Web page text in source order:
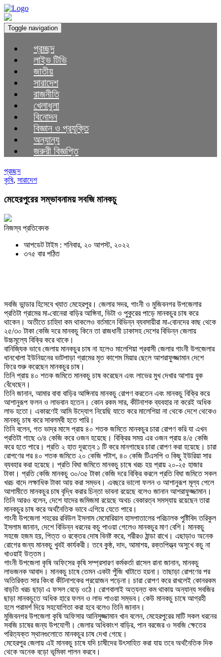
Toggle navigation
প্রচ্ছদ
লাইভ টিভি
জাতীয়
সারাদেশ
রাজনীতি
খেলাধুলা
বিনোদন
বিজ্ঞান ও প্রযুক্তি
অন্যান্য
জরুরী বিজ্ঞপ্তি
প্রচ্ছদ
কৃষি, সারাদেশ
মেহেরপুরের সম্ভাবনাময় সবজি মানকচু
নিজস্ব প্রতিবেদক
আপডেট টাইম : শনিবার, ২০ আগস্ট, ২০২২
৩৭৫ বার পঠিত
সবজি ভান্ডার হিসেবে খ্যাত মেহেরপুর। জেলার সদর, গাংনী ও মুজিবনগর উপজেলার
প্রতিটা গ্রামের মা-বোনেরা বাড়ির আঙ্গিনা, ভিটা ও পুকুরের পাড়ে মানকচুর চাষ করে
থাকেন। অতীতে চাহিদা কম থাকলেও বর্তমানে বিভিন্ন ব্যবসায়ীরা মা-বোনদের কাছ থেকে
২৫/৩০ টাকা কেজি দরে মানকচু কিনে তা রাজধানী ঢাকাসহ দেশের বিভিন্ন জেলায়
উচ্চমূল্যে বিক্রি করে থাকে।
বানিজ্যিক ভাবে জেলায় মানকচুর চাষ না হলেও মালেশিয়া প্রবাসী জেলার গাংনী উপজেলার
ধানখোলা ইউনিয়নের ভাটপাড়া গ্রামের মৃত কাশেম মিয়ার ছেলে আশরাফুজ্জামান দেশে
ফিরে শুরু করেছেন মানকচুর চাষ।
তিনি প্রায় ৪০ শতক জমিতে মানকচু চাষ করেছেন এবং লাভের মুখ দেখার আশায় বুক
বেঁধেছেন।
তিনি জানান, আমার বাবা বাড়ির আঙ্গিনায় মানকচু রোপণ করতেন এবং মানকচু বিক্রি করে
আশানুরূপ ফলন ও লাভবান হতেন। কোন রকম সার, কীটনাশক ব্যবহার না করেই অধিক
লাভ হতো। একারণেই আমি উদ্যোগ নিয়েছি যাতে করে মালেশিয়া না থেকে দেশে থেকেও
মানকচু চাষ করে সাবলম্বী হতে পারি।
তিনি বলেন, গত ভাদ্র মাসে প্রায় ৪০ শতক জমিতে মানকচুর চারা রোপণ করি যা এখন
প্রতিটা গাছে ৩/৪ কেজি করে ওজন হয়েছে। বিক্রির সময় এর ওজন প্রায় ৪/৫ কেজি
করে হতে পারে। প্রতি ২ হাত দূরত্বে ১ টি করে মানগাছের চারা রোপণ করা হয়েছে। চারা
রোপণের পর ৪০ শতক জমিতে ২০ কেজি পটাশ, ৪০ কেজি টিএসপি ও কিছু ইউরিয়া সার
ব্যবহার করা হয়েছে। প্রতি বিঘা জমিতে মানকচু চাষে খরচ হয় প্রায় ২০-২৫ হাজার
টাকা। প্রতি কেজি মানকচু ৩০/৩৫ টাকা কেজি দরে বিক্রি করলে প্রতি বিঘা জমিতে সকল
খরচ বাদে লক্ষাধিক টাকা আয় করা সম্ভব। এবছরে ভালো ফলন ও আশানুরূপ মূল্য পেলে
আগামীতে মানকচুর চাষ বৃদ্ধি করার চিন্তা ভাবনা রয়েছে বলেও জানান আশরাফুজ্জামান।
তিনি আরও বলেন, দেশে যাদের জমিজমা রয়েছে অথচ বেকারত্ব সমস্যায় রয়েছেন তারা
মানকচুর চাষ করে অর্থনৈতিক ভাবে এগিয়ে যেতে পারে।
গাংনী উপজেলা শহরের রবিউল ইসলাম মেমোরিয়াল হাসপাতালের পরিচালক পুষ্টিবিদ তরিকুল
ইসলাম জানান, দেশে বিভিন্ন ধরনের কচু পাওয়া গেলেও মানকচুর মাণ বেশি। মানকচু
সহজে হজম হয়, পিত্ত ও রক্তের দোষ বিনষ্ট করে, শরীরও ঠান্ডা রাখে। এছাড়াও অনেক
রোগের জন্য মানকচু খুবই কার্যকরী। তবে কুষ্ঠ, দাদ, আমাশয়, রক্তপিত্ত্ব অসুখে কচু না
খাওয়াই উত্তম।
গাংনী উপজেলা কৃষি অফিসের কৃষি সম্প্রসারণ কর্মকর্তা রাসেল রানা জানান, মানকচু
লাভজনক আবাদ। মানকচু চাষে তেমন একটা পুঁজি খাটাতে হয়না। তাছাড়া রোপণের পর
অতিরিক্ত সার কিংবা কীটনাশকের প্রয়োজন পড়েনা। চারা রোপণ করে রাখলেই কোনরকম
বাড়তি খরচ ছাড়া এ ফসল বেড়ে ওঠে। রোগবালাই অত্যন্ত কম থাকায় অন্যান্য সবজির
ছাড়া মানকচুতে অধিক হারে ফলন ও লাভ পাওয়া সম্ভব। কেউ মানকচু চাষে আগ্রহী
হলে পরামর্শ দিয়ে সহযোগিতা করা হবে বলেও তিনি জানান।
মুজিবনগর উপজেলা কৃষি অফিসার আনিসুজ্জামান খান বলেন, মেহেরপুরের মাটি সকল ধরনের
সবজি চাষের জন্য উপযোগী। জেলার অধিকাংশ বাড়ির, পান বরজের ও সবজি ক্ষেতের
পরিত্যক্ত স্থানগুলোতে মানকচুর চাষ দেখা গেছে।
মেহেরপুর জেলায় এই মানকচু চাষে যদি চাষীদের উৎসাহিত করা যায় তবে অর্থনৈতিক দিক
থেকে অনেক বড়ো ভূমিকা পালন করবে।